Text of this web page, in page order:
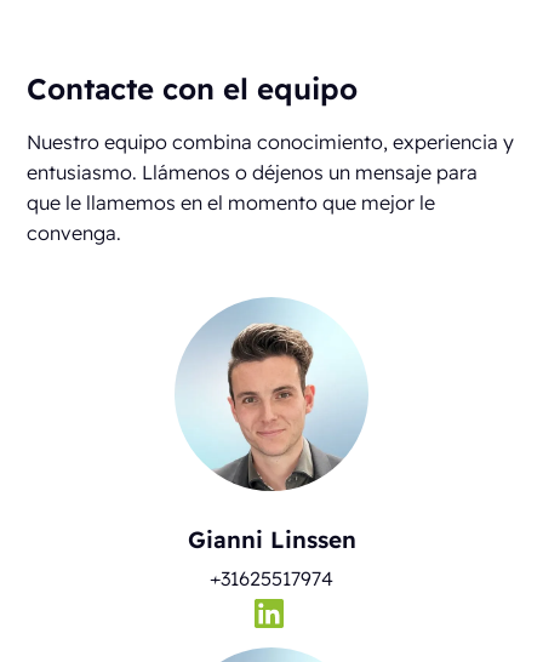
Contacte con el equipo
Nuestro equipo combina conocimiento, experiencia y
entusiasmo. Llámenos o déjenos un mensaje para
que le llamemos en el momento que mejor le
convenga.
Gianni Linssen
+31625517974